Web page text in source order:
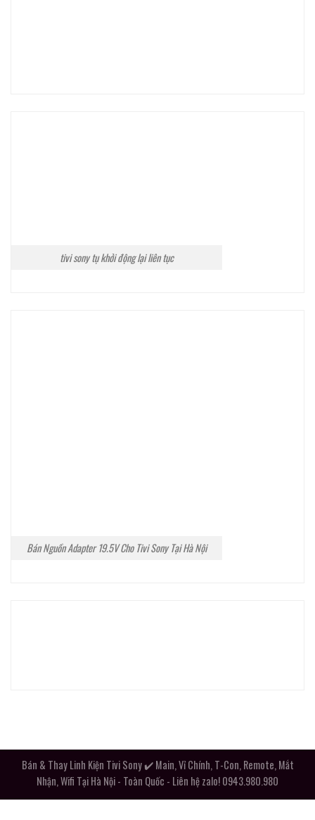
tivi sony tụ khởi động lại liên tục
Bán Nguồn Adapter 19.5V Cho Tivi Sony Tại Hà Nội
Bán & Thay Linh Kiện Tivi Sony ✔️ Main, Vỉ Chính, T-Con, Remote, Mắt
Nhận, Wifi Tại Hà Nội - Toàn Quốc - Liên hệ zalo! 0943.980.980